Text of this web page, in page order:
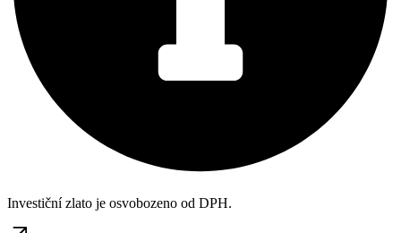
Investiční zlato je osvobozeno od DPH.